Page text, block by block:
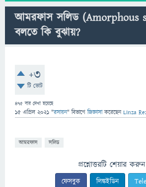
আমরফাস সলিড (Amorphous
বলতে কি বুঝায়?
+3
টি ভোট
475 বার দেখা হয়েছে
15 এপ্রিল 2021 "রসায়ন" বিভাগে জিজ্ঞাসাকরেছেনLinza
আমরফাস সলিড
প্রশ্নোত্তরটি শেয়ার করুন
ফেসবুক লিঙ্কইডিন